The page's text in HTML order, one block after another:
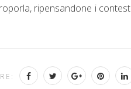
ripensandone i